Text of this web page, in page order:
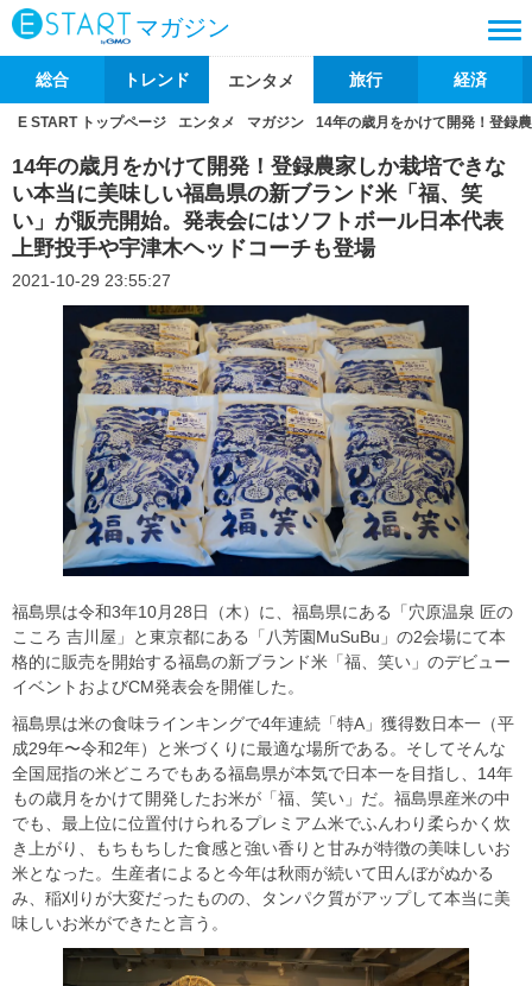
マガジン
総合 トレンド エンタメ 旅行 経済
E START トップページ エンタメ マガジン 14年の歳月をかけて開発！登録
14年の歳月をかけて開発！登録農家しか栽培できな
い本当に美味しい福島県の新ブランド米「福、笑
い」が販売開始。発表会にはソフトボール日本代表
上野投手や宇津木ヘッドコーチも登場
2021-10-29 23:55:27
福島県は令和3年10月28日（木）に、福島県にある「穴原温泉 匠の
こころ 吉川屋」と東京都にある「八芳園MuSuBu」の2会場にて本
格的に販売を開始する福島の新ブランド米「福、笑い」のデビュー
イベントおよびCM発表会を開催した。
福島県は米の食味ラインキングで4年連続「特A」獲得数日本一（平
成29年〜令和2年）と米づくりに最適な場所である。そしてそんな
全国屈指の米どころでもある福島県が本気で日本一を目指し、14年
もの歳月をかけて開発したお米が「福、笑い」だ。福島県産米の中
でも、最上位に位置付けられるプレミアム米でふんわり柔らかく炊
き上がり、もちもちした食感と強い香りと甘みが特徴の美味しいお
米となった。生産者によると今年は秋雨が続いて田んぼがぬかる
み、稲刈りが大変だったものの、タンパク質がアップして本当に美
味しいお米ができたと言う。